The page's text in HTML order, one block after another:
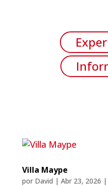
Villa Maype
por David | Abr 23, 2026 |